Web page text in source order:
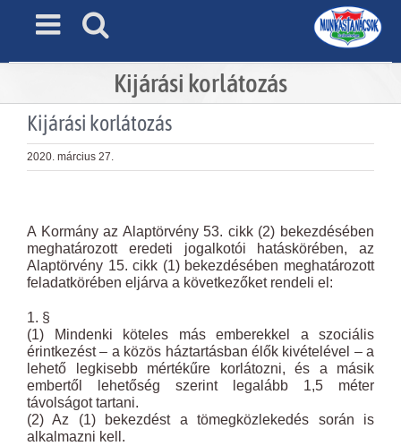
Kijárási korlátozás
Kijárási korlátozás
2020. március 27.
Image
A Kormány az Alaptörvény 53. cikk (2) bekezdésében
meghatározott eredeti jogalkotói hatáskörében, az
Alaptörvény 15. cikk (1) bekezdésében meghatározott
feladatkörében eljárva a következőket rendeli el:
1. §
(1) Mindenki köteles más emberekkel a szociális
érintkezést – a közös háztartásban élők kivételével – a
lehető legkisebb mértékűre korlátozni, és a másik
embertől lehetőség szerint legalább 1,5 méter
távolságot tartani.
(2) Az (1) bekezdést a tömegközlekedés során is
alkalmazni kell.